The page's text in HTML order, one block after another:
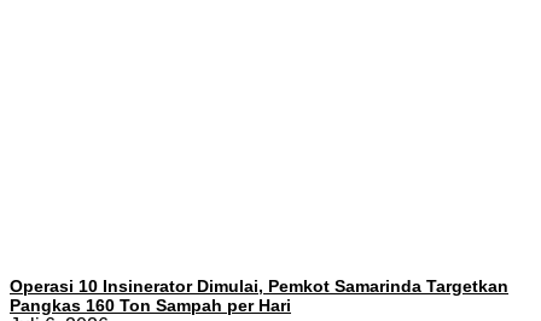
Operasi 10 Insinerator Dimulai, Pemkot Samarinda Targetkan
Pangkas 160 Ton Sampah per Hari